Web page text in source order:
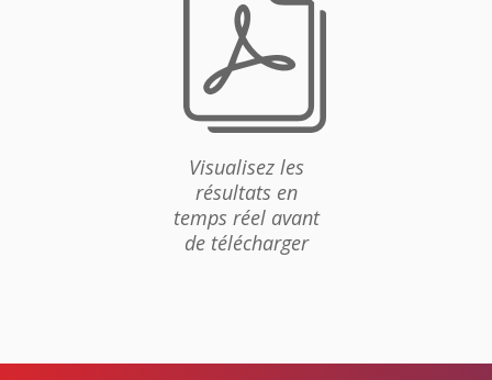
g
Visualisez les
résultats en
temps réel avant
de télécharger